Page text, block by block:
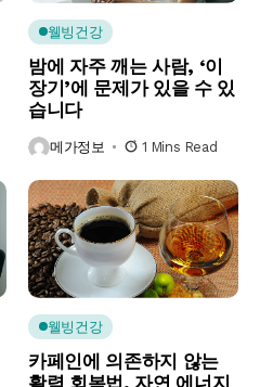
웰빙건강
밤에 자주 깨는 사람, ‘이
장기’에 문제가 있을 수 있
습니다
메가정보 1 Mins Read
웰빙건강
카페인에 의존하지 않는
활력 회복법, 자연 에너지